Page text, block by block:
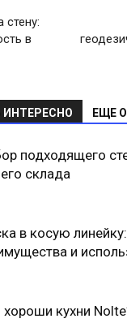
в
ЕЩЕ
подходящего
склада
в косую линейку:
и
кухни